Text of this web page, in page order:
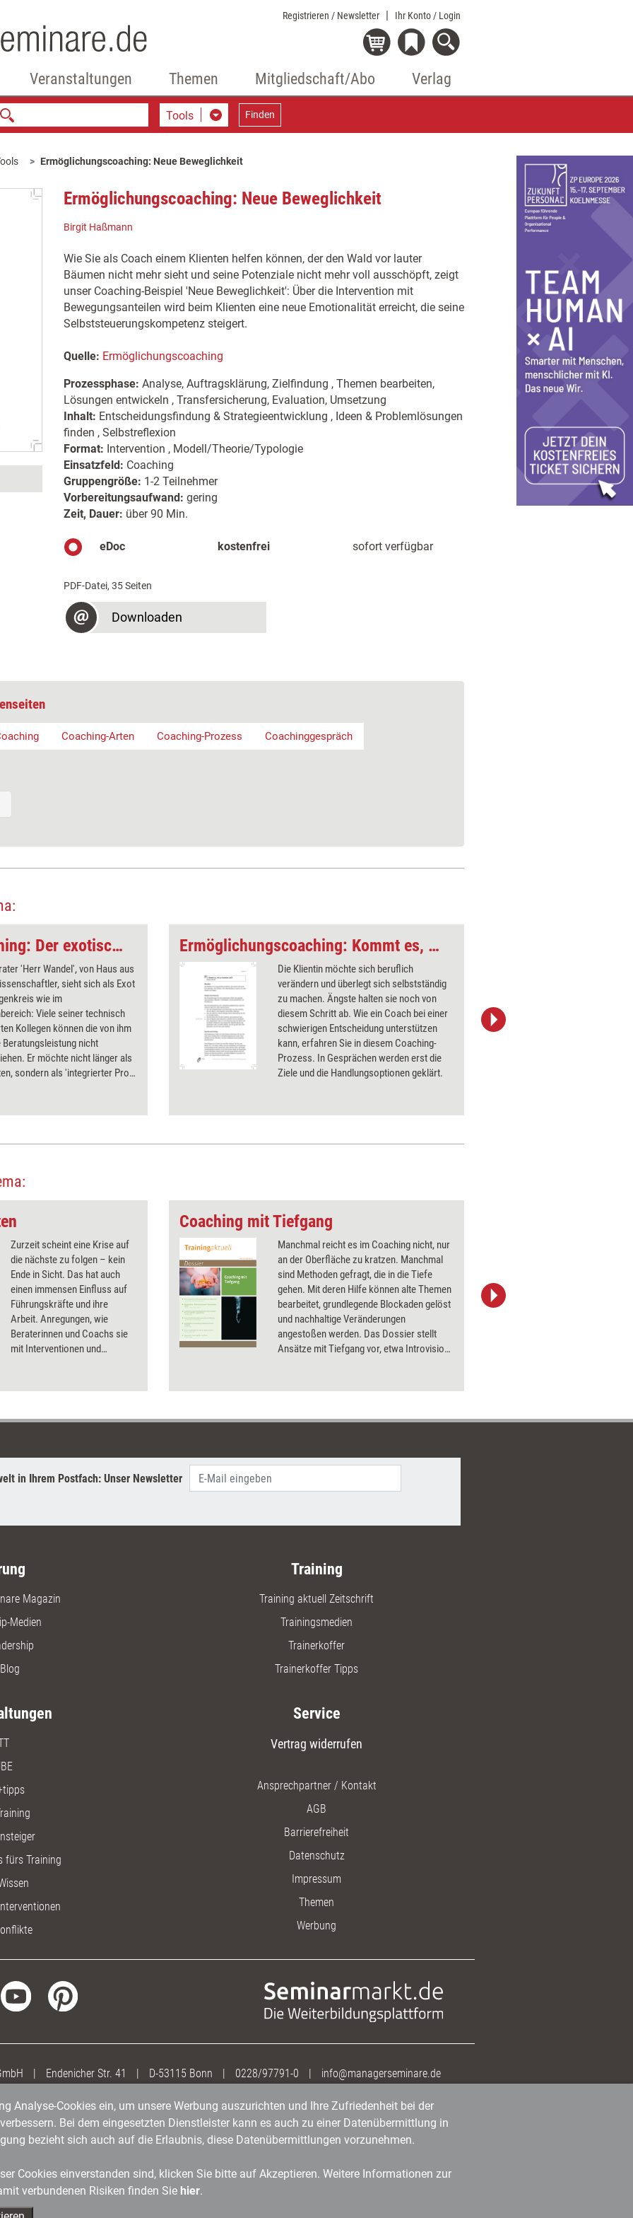
Registrieren / Newsletter Ihr Konto / Login
Veranstaltungen Themen Mitgliedschaft/Abo Verlag
Tools Finden
Ermöglichungscoaching: Neue Beweglichkeit
Ermöglichungscoaching: Neue Beweglichkeit
Birgit Haßmann
Wie Sie als Coach einem Klienten helfen können, der den Wald vor lauter
Bäumen nicht mehr sieht und seine Potenziale nicht mehr voll ausschöpft, zeigt
unser Coaching-Beispiel 'Neue Beweglichkeit': Über die Intervention mit
Bewegungsanteilen wird beim Klienten eine neue Emotionalität erreicht, die seine
Selbststeuerungskompetenz steigert.
Quelle: Ermöglichungscoaching
Prozessphase: Analyse, Auftragsklärung, Zielfindung , Themen bearbeiten,
Lösungen entwickeln , Transfersicherung, Evaluation, Umsetzung
Inhalt: Entscheidungsfindung & Strategieentwicklung , Ideen & Problemlösungen
finden , Selbstreflexion
Format: Intervention , Modell/Theorie/Typologie
Einsatzfeld: Coaching
Gruppengröße: 1-2 Teilnehmer
Vorbereitungsaufwand: gering
Zeit, Dauer: über 90 Min.
eDoc kostenfrei sofort verfügbar
PDF-Datei, 35 Seiten
Downloaden
Coaching-Arten Coaching-Prozess Coachinggespräch
Ermöglichungscoaching: Der exotische Experte
'Herr Wandel', von Haus aus
sieht sich als Exot
wie im
Viele seiner technisch
Kollegen können die von ihm
nicht
Er möchte nicht länger als
sondern als 'integrierter Profi'
Ermöglichungscoaching: Kommt es, wie es kommen soll?
Die Klientin möchte sich beruflich
verändern und überlegt sich selbstständig
zu machen. Ängste halten sie noch von
diesem Schritt ab. Wie ein Coach bei einer
schwierigen Entscheidung unterstützen
kann, erfahren Sie in diesem Coaching-
Prozess. In Gesprächen werden erst die
Ziele und die Handlungsoptionen geklärt.
Zurzeit scheint eine Krise auf
die nächste zu folgen – kein
Ende in Sicht. Das hat auch
einen immensen Einfluss auf
Führungskräfte und ihre
Arbeit. Anregungen, wie
Beraterinnen und Coachs sie
mit Interventionen und
unterstützen können, geben
Faulstich.
Coaching mit Tiefgang
Manchmal reicht es im Coaching nicht, nur
an der Oberfläche zu kratzen. Manchmal
sind Methoden gefragt, die in die Tiefe
gehen. Mit deren Hilfe können alte Themen
bearbeitet, grundlegende Blockaden gelöst
und nachhaltige Veränderungen
angestoßen werden. Das Dossier stellt
Ansätze mit Tiefgang vor, etwa Introvision-
in Ihrem Postfach: Unser Newsletter
Magazin
Medien
Training
Training aktuell Zeitschrift
Trainingsmedien
Trainerkoffer
Trainerkoffer Tipps
fürs Training
Service
Vertrag widerrufen
Ansprechpartner / Kontakt
AGB
Barrierefreiheit
Datenschutz
Impressum
Themen
Werbung
| Endenicher Str. 41 | D-53115 Bonn | 0228/97791-0 | info@managerseminare.de
Analyse-Cookies ein, um unsere Werbung auszurichten und Ihre Zufriedenheit bei der
Bei dem eingesetzten Dienstleister kann es auch zu einer Datenübermittlung in
bezieht sich auch auf die Erlaubnis, diese Datenübermittlungen vorzunehmen.
Cookies einverstanden sind, klicken Sie bitte auf Akzeptieren. Weitere Informationen zur
verbundenen Risiken finden Sie hier.